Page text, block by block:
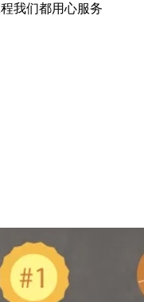
我们都用心服务